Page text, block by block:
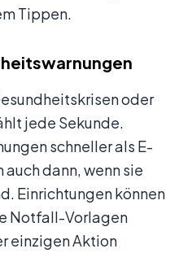
Tippen.
oder
jede Sekunde.
schneller als E-
dann, wenn sie
Einrichtungen können
Notfall-Vorlagen
einzigen Aktion